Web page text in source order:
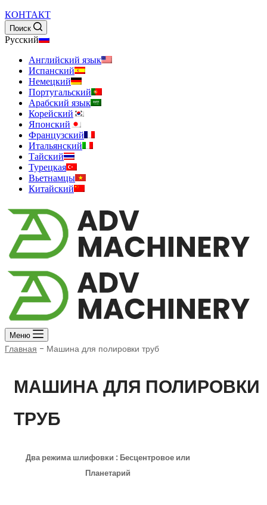
КОНТАКТ
Поиск
Русский
Английский язык
Испанский
Немецкий
Португальский
Арабский язык
Корейский
Японский
Французский
Итальянский
Тайский
Турецкая
Вьетнамцы
Китайский
Меню
Главная - Машина для полировки труб
МАШИНА ДЛЯ ПОЛИРОВКИ
ТРУБ
Два режима шлифовки : Бесцентровоеили
Планетарий